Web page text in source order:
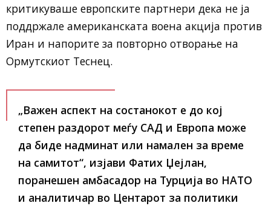
критикуваше европските партнери дека не ја
поддржале американската воена акција против
Иран и напорите за повторно отворање на
Ормутскиот Теснец.
„Важен аспект на состанокот е до кој
степен раздорот меѓу САД и Европа може
да биде надминат или намален за време
на самитот“, изјави Фатих Џејлан,
поранешен амбасадор на Турција во НАТО
и аналитичар во Центарот за политики